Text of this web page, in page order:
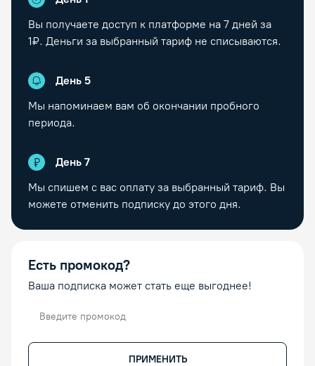
Вы получаете доступ к платформе на 7 дней за
1₽. Деньги за выбранный тариф не списываются.
День 5
Мы напоминаем вам об окончании пробного
периода.
День 7
Мы спишем с вас оплату за выбранный тариф. Вы
можете отменить подписку до этого дня.
Есть промокод?
Ваша подписка может стать еще выгоднее!
ПРИМЕНИТЬ